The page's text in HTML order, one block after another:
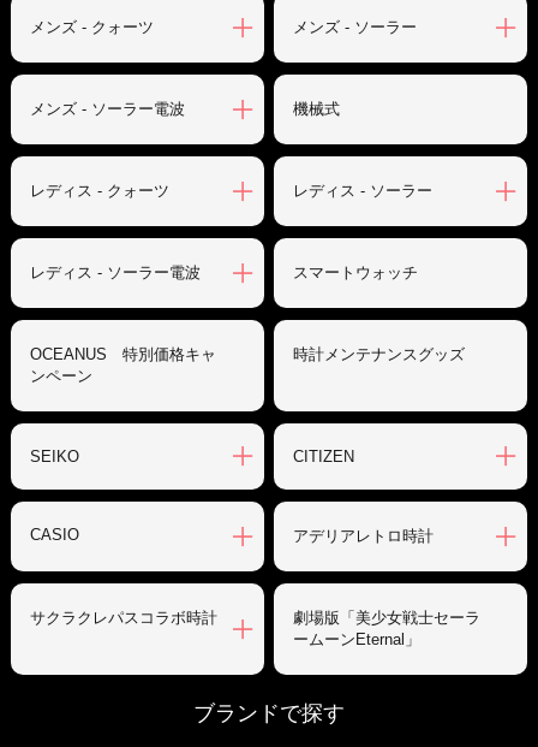
メンズ - クォーツ メンズ - ソーラー
メンズ - ソーラー電波 機械式
レディス - クォーツ レディス - ソーラー
レディス - ソーラー電波 スマートウォッチ
OCEANUS 特別価格キャ
ンペーン
時計メンテナンスグッズ
SEIKO CITIZEN
CASIO アデリアレトロ時計
サクラクレパスコラボ時計
劇場版「美少女戦士セーラ
ームーンEternal」
ブランドで探す